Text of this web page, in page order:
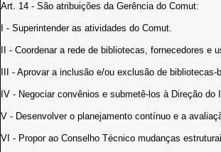
Art. 14 - São atribuições da Gerência do Comut:
I - Superintender as atividades do Comut.
II - Coordenar a rede de bibliotecas, fornecedores e
III - Aprovar a inclusão e/ou exclusão de
IV - Negociar convênios e submetê-los à Direção do
V - Desenvolver o planejamento contínuo e a
VI - Propor ao Conselho Técnico mudanças